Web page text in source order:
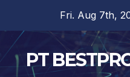
content
Fri. Aug 7th,
PT